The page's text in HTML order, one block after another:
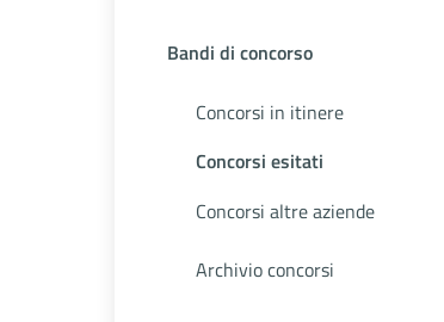
Bandi di concorso
Concorsi in itinere
Concorsi esitati
Concorsi altre aziende
Archivio concorsi